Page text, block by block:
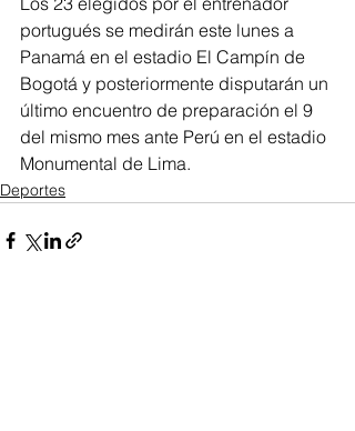
portugués se medirán este lunes a
Panamá en el estadio El Campín de
Bogotá y posteriormente disputarán un
último encuentro de preparación el 9
del mismo mes ante Perú en el estadio
Monumental de Lima.
Deportes